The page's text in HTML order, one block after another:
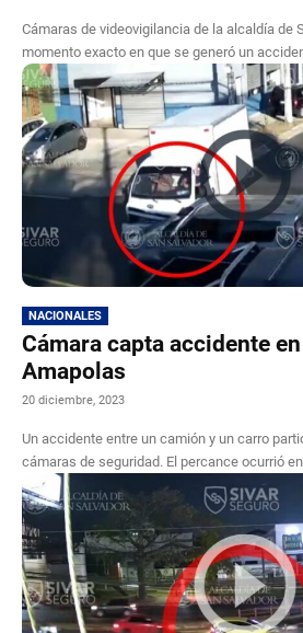
Cámaras de videovigilancia de la alcaldía de
momento exacto en que se generó un
NACIONALES
Cámara capta accidente
Amapolas
20 diciembre, 2023
Un accidente entre un camión y un carro
cámaras de seguridad. El percance ocurrió